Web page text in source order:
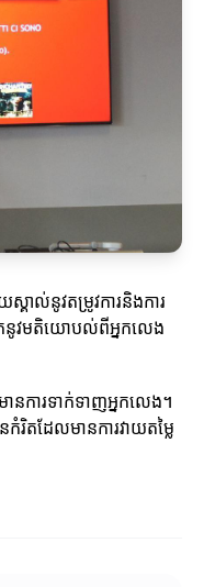
ស្គាល់នូវតម្រូវការនិងការ
កនូវមតិយោបល់ពីអ្នកលេង
ានការទាក់ទាញអ្នកលេង។
កំរិតដែលមានការវាយតម្លៃ